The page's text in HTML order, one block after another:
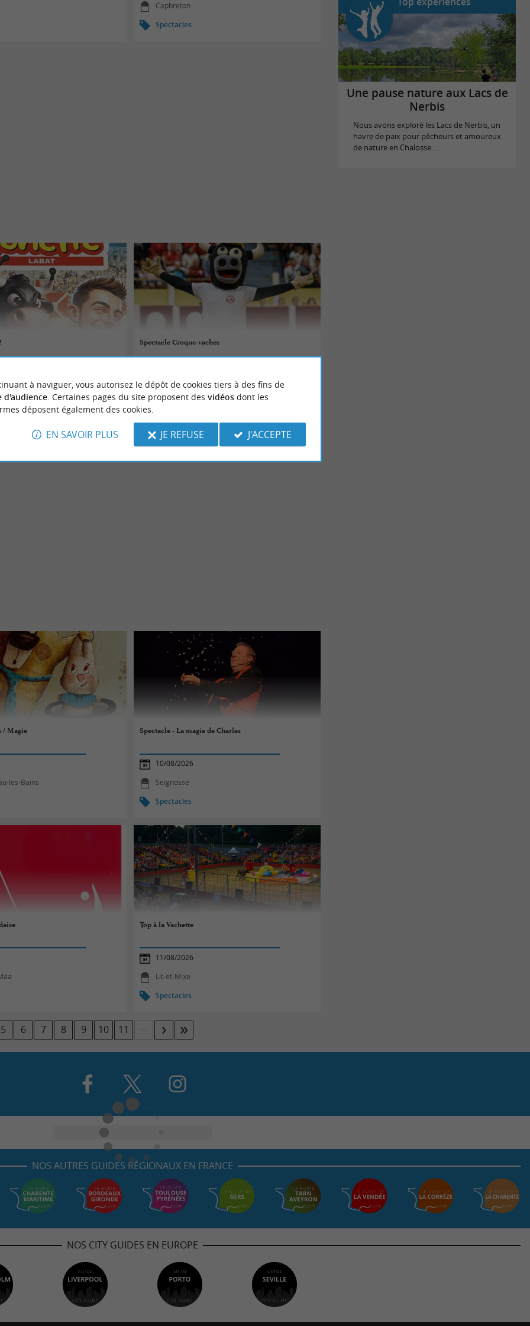
Capbreton
Spectacles
Spectacle Croque-vaches
Parentis-en-Born
/ Magie
les-Bains
Spectacle - La magie de Charles
10/08/2026
Seignosse
Spectacles
Top à la Vachette
11/08/2026
Lit-et-Mixe
Spectacles
5 6 7 8 9 10 11
Une pause nature aux Lacs de
Nerbis
Nous avons exploré les Lacs de Nerbis, un
havre de paix pour pêcheurs et amoureux
de nature en Chalosse. ...
NOS AUTRES GUIDES RÉGIONAUX EN FRANCE
NOS CITY GUIDES EN EUROPE
à naviguer, vous autorisez le dépôt de cookies tiers à des fins de
d'audience. Certaines pages du site proposent des vidéosdont les
déposent également des cookies.
EN SAVOIR PLUS JE REFUSE J'ACCEPTE